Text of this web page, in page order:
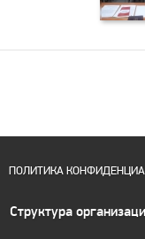
ПОЛИТИКА
Структура